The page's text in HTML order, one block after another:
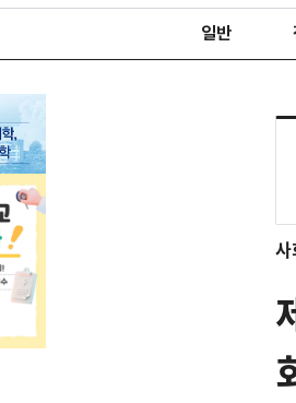
일반
사